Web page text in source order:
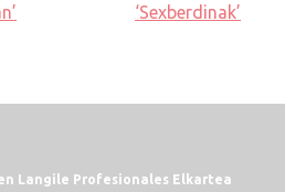
‘Sexberdinak’
Langile Profesionales Elkartea